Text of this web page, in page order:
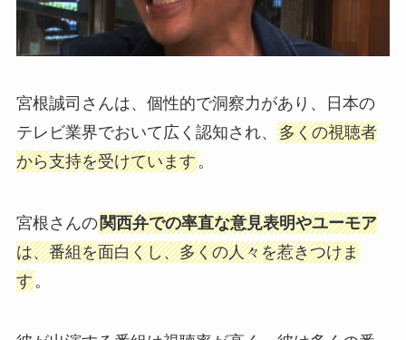
宮根誠司さんは、個性的で洞察力があり、日本の
テレビ業界でおいて広く認知され、 多くの視聴者
から支持を受けています。
宮根さんの関西弁での率直な意見表明やユーモア
は、番組を面白くし、多くの人々を惹きつけま
す。